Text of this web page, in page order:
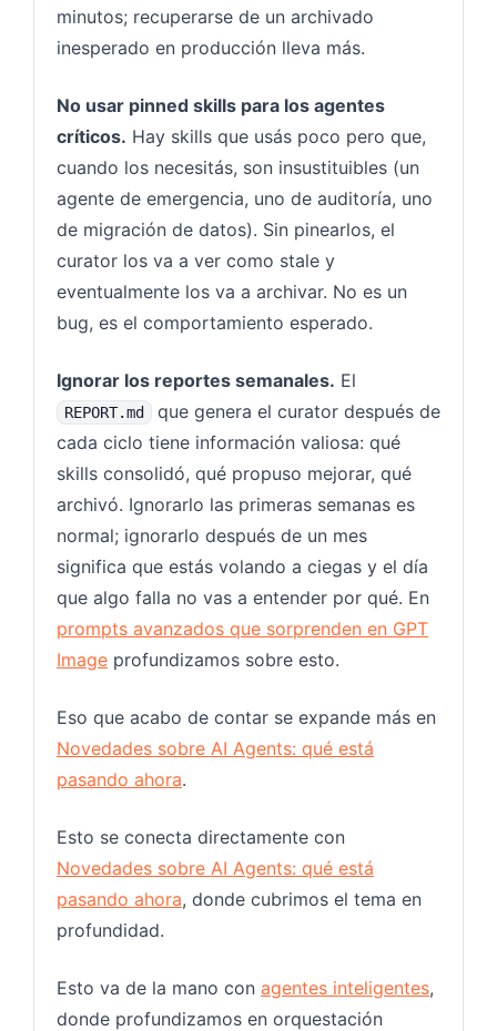
minutos; recuperarse de un archivado
inesperado en producción lleva más.
No usar pinned skills para los agentes
críticos. Hay skills que usás poco pero que,
cuando los necesitás, son insustituibles (un
agente de emergencia, uno de auditoría, uno
de migración de datos). Sin pinearlos, el
curator los va a ver como stale y
eventualmente los va a archivar. No es un
bug, es el comportamiento esperado.
Ignorar los reportes semanales. El
REPORT.md
que genera el curator después de
cada ciclo tiene información valiosa: qué
skills consolidó, qué propuso mejorar, qué
archivó. Ignorarlo las primeras semanas es
normal; ignorarlo después de un mes
significa que estás volando a ciegas y el día
que algo falla no vas a entender por qué. En
prompts avanzados que sorprenden en GPT
Image profundizamos sobre esto.
Eso que acabo de contar se expande más en
Novedades sobre AI Agents: qué está
pasando ahora.
Esto se conecta directamente con
Novedades sobre AI Agents: qué está
pasando ahora, donde cubrimos el tema en
profundidad.
Esto va de la mano con agentes inteligentes,
donde profundizamos en orquestación